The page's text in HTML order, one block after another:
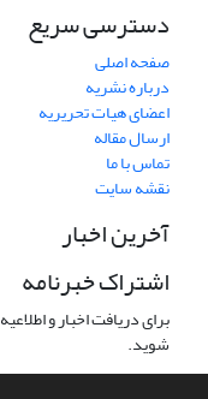
دسترسی سریع
صفحه اصلی
درباره نشریه
اعضای هیات تحریریه
ارسال مقاله
تماس با ما
نقشه سایت
آخرین اخبار
اشتراک خبرنامه
برای دریافت اخبار و
شوید.